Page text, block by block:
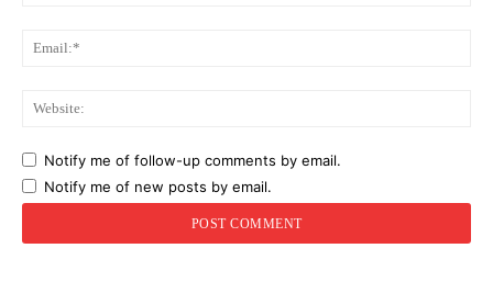
Notify me of follow-up comments by email.
Notify me of new posts by email.